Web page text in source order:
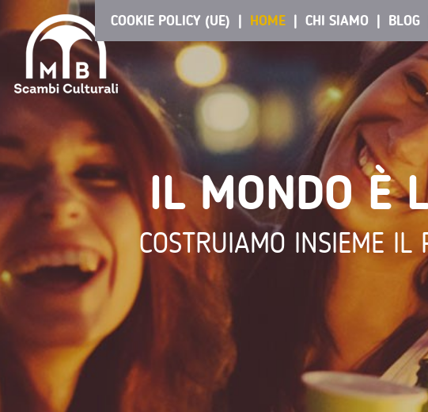
BLOG
CHI SIAMO
HOME
COOKIE POLICY (UE)
IL MONDO È
COSTRUIAMO INSIEME